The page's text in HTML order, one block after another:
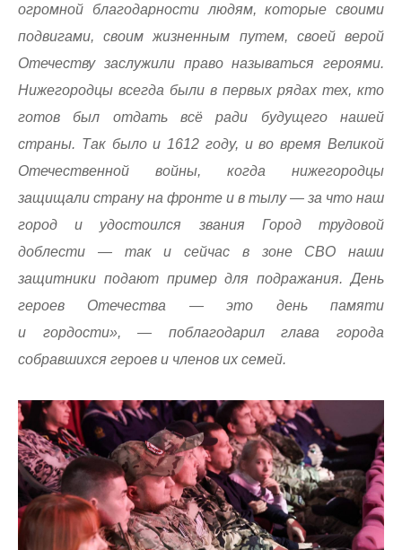
огромной благодарности людям, которые своими
подвигами, своим жизненным путем, своей верой
Отечеству заслужили право называться героями.
Нижегородцы всегда были в первых рядах тех, кто
готов был отдать всё ради будущего нашей
страны. Так было и 1612 году, и во время Великой
Отечественной войны, когда нижегородцы
защищали страну на фронте и в тылу — за что наш
город и удостоился звания Город трудовой
доблести — так и сейчас в зоне СВО наши
защитники подают пример для подражания. День
героев Отечества — это день памяти
и гордости», — поблагодарил глава города
собравшихся героев и членов их семей.